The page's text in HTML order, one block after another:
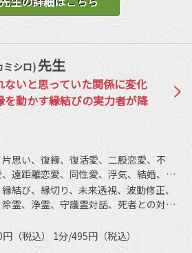
シロ)先生
ないと思っていた関係に変化
を動かす縁結びの実力者が降
思い、復縁、復活愛、二股恋愛、不
遠距離恋愛、同性愛、浮気、結婚、離
、家庭/家族問題、親子、育児、教育、
し、仕事全般、適職、経営、進路、人
、ママ友、相手の気持ち、人生相談、
健康、金銭、動物、故人、心霊相談な
結び、縁切り、未来透視、波動修正、
霊、浄霊、守護霊対話、死者との対
養、高次との交信、祈願祈祷、引き寄
、敬愛法
（税込） 1分/495円（税込）